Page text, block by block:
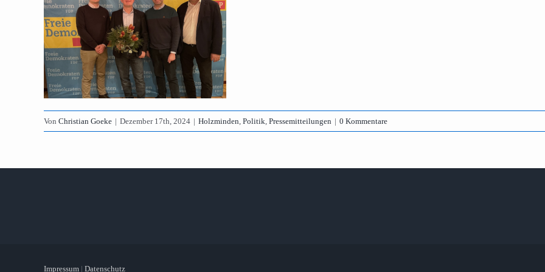
Von Christian Goeke | Dezember 17th, 2024 | Holzminden, Politik, Pressemitteilungen | 0 Kommentare
Impressum | Datenschutz